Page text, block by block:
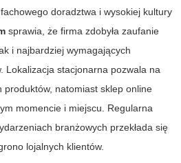
doradztwa i wysokiej kultury
sprawia, że firma zdobyła zaufanie
i najbardziej wymagających
Lokalizacja stacjonarna pozwala na
produktów, natomiast sklep online
momencie i miejscu. Regularna
branżowych przekłada się
lojalnych klientów.